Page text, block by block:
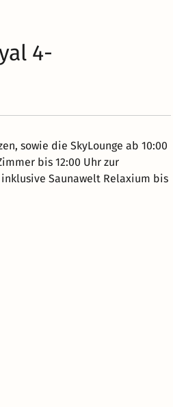
4-
sowie die SkyLounge ab 10:00
bis 12:00 Uhr zur
inklusive Saunawelt Relaxium bis